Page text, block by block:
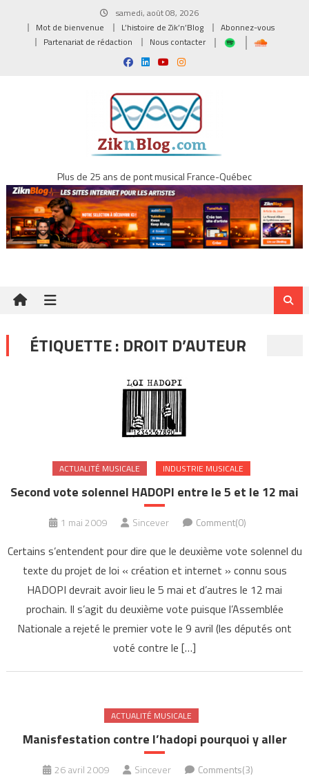
samedi, août 08, 2026
Mot de bienvenue
L’histoire de Zik’n’Blog
Abonnez-vous
Partenariat de rédaction
Nous contacter
Plus de 25 ans de pont musical France-Québec
ÉTIQUETTE : DROIT D’AUTEUR
ACTUALITÉ MUSICALE INDUSTRIE MUSICALE
Second vote solennel HADOPI entre le 5 et le 12 mai
1 mai 2009 Sincever Comment(0)
Certains s’entendent pour dire que le deuxième vote solennel du
texte du projet de loi « création et internet » connu sous
HADOPI devrait avoir lieu le 5 mai et d’autres le 12 mai
prochain. Il s’agit du deuxième vote puisque l’Assemblée
Nationale a rejeté le premier vote le 9 avril (les députés ont
voté contre le […]
ACTUALITÉ MUSICALE
Manisfestation contre l’hadopi pourquoi y aller
26 avril 2009 Sincever Comments(3)